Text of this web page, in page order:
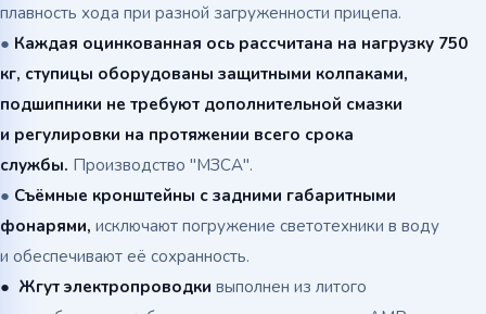
плавность хода при разной загруженности прицепа.
● Каждая оцинкованная ось рассчитана на нагрузку 750
кг, ступицы оборудованы защитными колпаками,
подшипники не требуют дополнительной смазки
и регулировки на протяжении всего срока
службы. Производство "МЗСА".
● Съёмные кронштейны с задними габаритными
фонарями, исключают погружение светотехники в воду
и обеспечивают её сохранность.
● Жгут электропроводки выполнен из литого